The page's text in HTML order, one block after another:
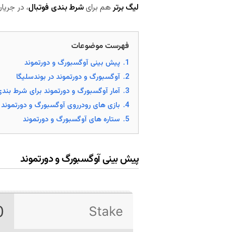
لیگ برترهم برایشرط بندی فوتبال، در
فهرست موضوعات
1. پیش بینی آوگسبورگ و دورتموند
2. آوگسبورگ و دورتموند در بوندسلیگا
3. آمار آوگسبورگ و دورتموند برای شرط
4. بازی های رودرروی آوگسبورگ و دورتموند
5. ستاره های آوگسبورگ و دورتموند
پیش بینی آوگسبورگ و دورتموند